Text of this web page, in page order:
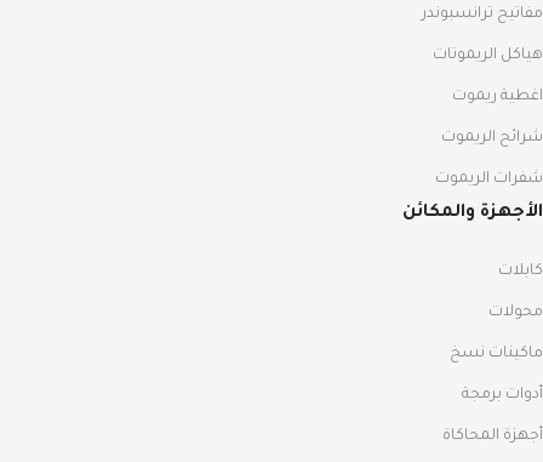
مفاتيح ترانسبوندر
هياكل الريموتات
اغطية ريموت
شرائح الريموت
شفرات الريموت
الأجهزة والمكائن
كابلات
محولات
ماكينات نسخ
أدوات برمجة
أجهزة المحاكاة